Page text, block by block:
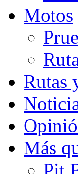
Motos
Rutas
Más
Pit